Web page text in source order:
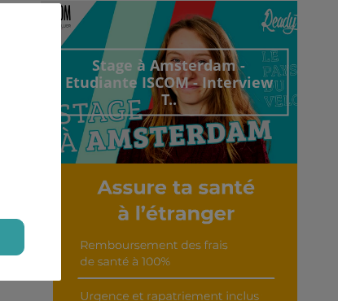
Découvrir cet interview
Stage à Amsterdam -
Etudiante ISCOM - Interview
T..
Découvrir cet interview